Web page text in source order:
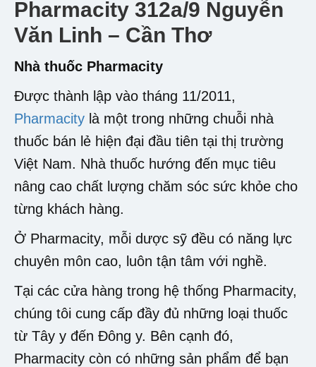
Pharmacity 312a/9 Nguyễn
Văn Linh – Cần Thơ
Nhà thuốc Pharmacity
Được thành lập vào tháng 11/2011,
Pharmacity là một trong những chuỗi nhà
thuốc bán lẻ hiện đại đầu tiên tại thị trường
Việt Nam. Nhà thuốc hướng đến mục tiêu
nâng cao chất lượng chăm sóc sức khỏe cho
từng khách hàng.
Ở Pharmacity, mỗi dược sỹ đều có năng lực
chuyên môn cao, luôn tận tâm với nghề.
Tại các cửa hàng trong hệ thống Pharmacity,
chúng tôi cung cấp đầy đủ những loại thuốc
từ Tây y đến Đông y. Bên cạnh đó,
Pharmacity còn có những sản phẩm để bạn